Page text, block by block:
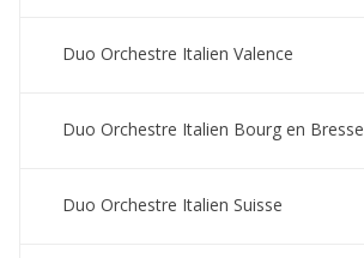
Duo Orchestre Italien Valence
Duo Orchestre Italien Bourg en Bresse
Duo Orchestre Italien Suisse